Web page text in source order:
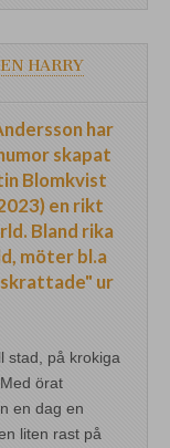
HARRY
har
skapat
Blomkvist
en rikt
Bland rika
möter bl.a
ur
stad, på krokiga
örat
en dag en
liten rast på